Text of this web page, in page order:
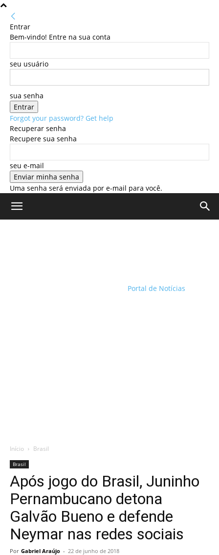
Entrar
Bem-vindo! Entre na sua conta
seu usuário
sua senha
Forgot your password? Get help
Recuperar senha
Recupere sua senha
seu e-mail
Uma senha será enviada por e-mail para você.
Portal de Notícias
Início Brasil
Brasil
Após jogo do Brasil, Juninho
Pernambucano detona
Galvão Bueno e defende
Neymar nas redes sociais
Por Gabriel Araújo - 22 de junho de 2018